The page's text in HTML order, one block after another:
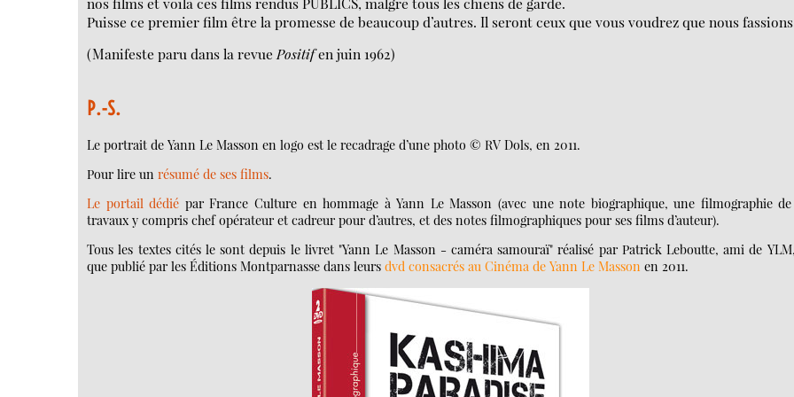
Puisse ce premier film être la promesse de beaucoup d’autres. Il seront ceux que vous voudrez que nous
(Manifeste paru dans la revuePositifen juin 1962)
P.-S.
Le portrait de Yann Le Masson en logo est le recadrage d’une photo © RV Dols, en 2011.
Pour lire unrésumé de ses films.
Le portail dédié par France Culture en hommage à Yann Le Masson (avec une note biographique, une filmographie de
travaux y compris chef opérateur et cadreur pour d’autres, et des notes filmographiques pour ses films d’auteur).
Tous les textes cités le sont depuis le livret "Yann Le Masson - caméra samouraï" réalisé par Patrick Leboutte, ami de
que publié par les Éditions Montparnasse dans leursdvd consacrés au Cinéma de Yann Le Masson en 2011.